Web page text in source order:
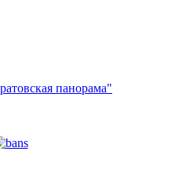
панорама"